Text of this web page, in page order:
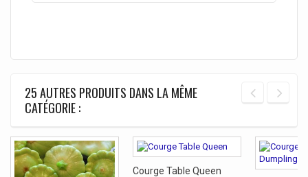
25 AUTRES PRODUITS DANS LA MÊME
CATÉGORIE :
Courge Table Queen